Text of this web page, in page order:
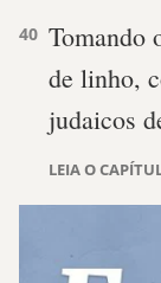
40 Tomando
de linho,
judaicos
LEIA O